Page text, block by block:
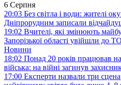
6 Серпня
20:03 Без світла і води: жителі
Дніпрорудним записали
19:02 Вчителі, які змінюють
Запорізької області увійшли
Новини
18:02 Понад 20 років працював
війська: на війні загинув захисник
17:00 Експерти назвали три